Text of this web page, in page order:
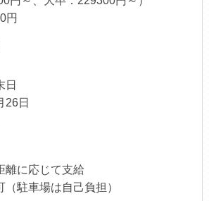
円
日
26日
離に応じて支給
駐車場は自己負担）